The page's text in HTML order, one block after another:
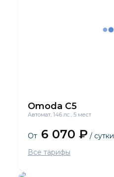
Omoda C5
Автомат, 146 лс., 5 мест
От 6 070 ₽ / сутки
Все тарифы